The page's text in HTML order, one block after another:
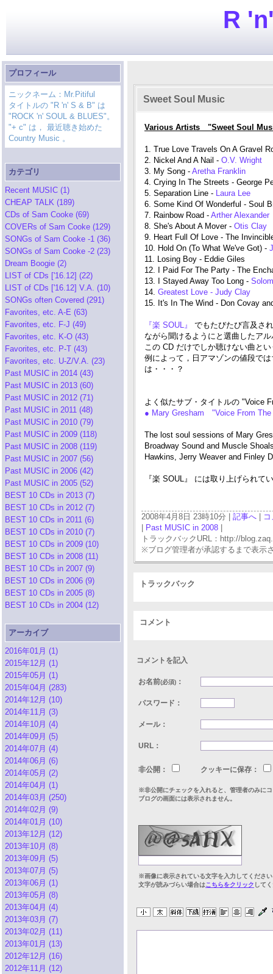
R
プロフィール
ニックネーム：Mr.Pitiful
タイトルの "R 'n' S & B" は
"ROCK 'n' SOUL & BLUES"。
"+ c" は， 最近聴き始めた
Country Music 。
カテゴリ
Recent MUSIC (1)
CHEAP TALK (189)
CDs of Sam Cooke (69)
COVERs of Sam Cooke (129)
SONGs of Sam Cooke -1 (36)
SONGs of Sam Cooke -2 (23)
Dream Boogie (2)
LIST of CDs ['16.12] (22)
LIST of CDs ['16.12] V.A. (10)
SONGs often Covered (291)
Favorites, etc. A-E (63)
Favorites, etc. F-J (49)
Favorites, etc. K-O (43)
Favorites, etc. P-T (43)
Favorites, etc. U-Z/V.A. (23)
Past MUSIC in 2014 (43)
Past MUSIC in 2013 (60)
Past MUSIC in 2012 (71)
Past MUSIC in 2011 (48)
Past MUSIC in 2010 (79)
Past MUSIC in 2009 (118)
Past MUSIC in 2008 (119)
Past MUSIC in 2007 (56)
Past MUSIC in 2006 (42)
Past MUSIC in 2005 (52)
BEST 10 CDs in 2013 (7)
BEST 10 CDs in 2012 (7)
BEST 10 CDs in 2011 (6)
BEST 10 CDs in 2010 (7)
BEST 10 CDs in 2009 (10)
BEST 10 CDs in 2008 (11)
BEST 10 CDs in 2007 (9)
BEST 10 CDs in 2006 (9)
BEST 10 CDs in 2005 (8)
BEST 10 CDs in 2004 (12)
アーカイブ
2016年01月 (1)
2015年12月 (1)
2015年05月 (1)
2015年04月 (283)
2014年12月 (10)
2014年11月 (3)
2014年10月 (4)
2014年09月 (5)
2014年07月 (4)
2014年06月 (6)
2014年05月 (2)
2014年04月 (1)
2014年03月 (250)
2014年02月 (9)
2014年01月 (10)
2013年12月 (12)
2013年10月 (8)
2013年09月 (5)
2013年07月 (5)
2013年06月 (1)
2013年05月 (8)
2013年04月 (4)
2013年03月 (7)
2013年02月 (11)
2013年01月 (13)
2012年12月 (16)
2012年11月 (12)
Sweet Soul Music
Various Artists "Sweet Soul
1. True Love Travels On A Gravel
2. Nickel And A Nail - O.V. Wright
3. My Song - Aretha Franklin
4. Crying In The Streets - George
5. Separation Line - Laura Lee
6. Some Kind Of Wonderful - Soul
7. Rainbow Road - Arther Alexander
8. She's About A Mover - Otis Clay
9. Heart Full Of Love - The
10. Hold On (To What We've Got) -
11. Losing Boy - Eddie Giles
12. I Paid For The Party - The
13. I Stayed Away Too Long -
14. Greatest Love - Judy Clay
15. It's In The Wind - Don Covay
『楽 SOUL』 でもたびたび言及さ
ながら聞けるようにと選曲したアル
この CD だけでしか聴けない曲と
例によって，日アマゾンの値段で
は・・・？
よく似たサブ・タイトルの "Voice
● Mary Gresham "Voice From
The lost soul sessions of Mary
Broadway Sound and Muscle
Hawkins, Jerry Weaver and Finley
『楽 SOUL』 には取り上げられ
2008年4月8日 23時10分 | 記事へ
Past MUSIC in 2008
トラックバックURL：http://
※ブログ管理者が承認するまで表示
トラックバック
コメント
コメントを記入
お名前(必須) ：
パスワード：
メール：
URL：
非公開： クッキーに保存：
※非公開にチェックを入れると、管理者のみに
ブログの画面には表示されません。
※画像に表示されている文字を入力してくださ
文字が読みづらい場合はこちらをクリック して